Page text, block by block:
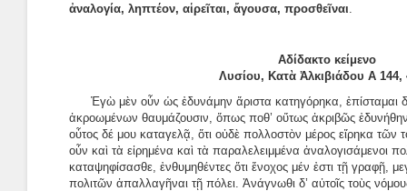
ἀναλογία, ληπτέον, αἱρεῖται, ἄγουσα, προσθεῖναι.
Αδίδακτο κείμενο
Λυσίου, Κατὰ Ἀλκιβιάδου Α 144,
Ἐγὼ μὲν οὖν ὡς ἐδυνάμην ἄριστα κατηγόρηκα, ἐπίσταμαι
ἀκροωμένων θαυμάζουσιν, ὅπως ποθ’ οὕτως ἀκριβῶς
οὗτος δέ μου καταγελᾷ, ὅτι οὐδὲ πολλοστὸν μέρος εἴρηκα τῶν
οὖν καὶ τὰ εἰρημένα καὶ τὰ παραλελειμμένα ἀναλογισάμενοι
καταψηφίσασθε, ἐνθυμηθέντες ὅτι ἔνοχος μέν ἐστι τῇ γραφῇ,
πολιτῶν ἀπαλλαγῆναι τῇ πόλει. Ἀνάγνωθι δ’ αὐτοῖς τοὺς